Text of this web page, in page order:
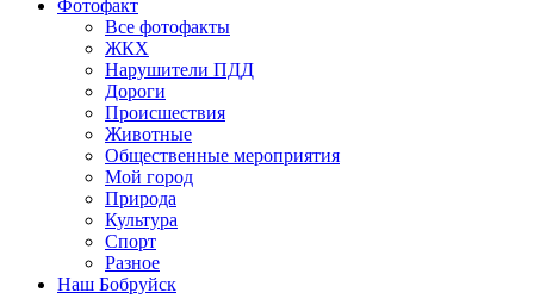
Фотофакт
Все фотофакты
ЖКХ
Нарушители ПДД
Дороги
Происшествия
Животные
Общественные мероприятия
Мой город
Природа
Культура
Спорт
Разное
Наш Бобруйск